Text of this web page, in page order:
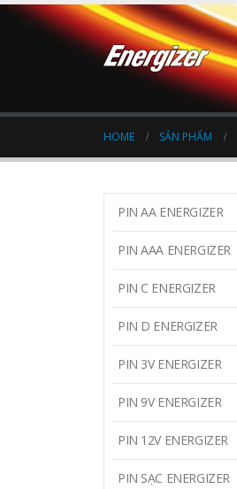
HOME SẢN PHẨM
PIN AA ENERGIZER
PIN AAA ENERGIZER
PIN C ENERGIZER
PIN D ENERGIZER
PIN 3V ENERGIZER
PIN 9V ENERGIZER
PIN 12V ENERGIZER
PIN SẠC ENERGIZER